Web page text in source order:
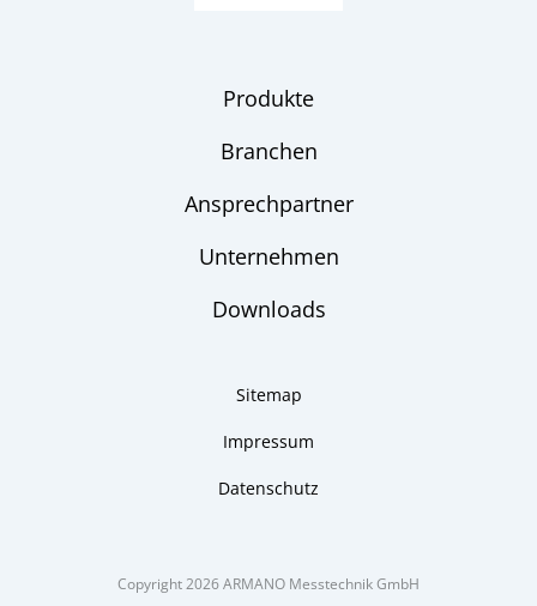
Produkte
Branchen
Ansprechpartner
Unternehmen
Downloads
Sitemap
Impressum
Datenschutz
Copyright 2026 ARMANO Messtechnik GmbH